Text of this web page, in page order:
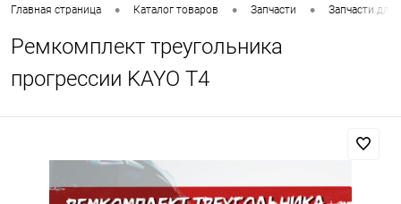
Главная страница • Каталог товаров • Запчасти • Запчасти для
Ремкомплект треугольника
прогрессии KAYO T4